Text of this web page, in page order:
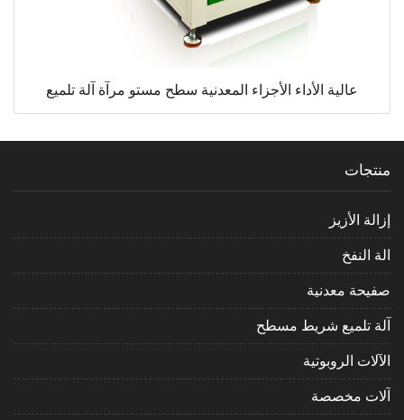
عالية الأداء الأجزاء المعدنية سطح مستو مرآة آلة تلميع
منتجات
إزالة الأزيز
الة النفخ
صفيحة معدنية
آلة تلميع شريط مسطح
الآلات الروبوتية
آلات مخصصة